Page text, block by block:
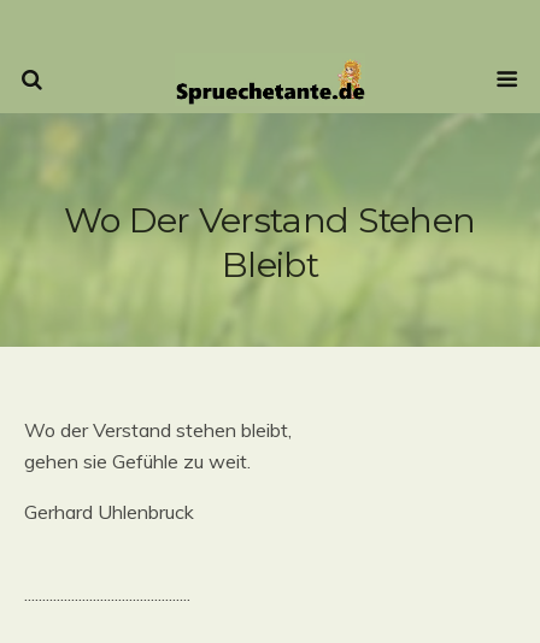
Wo Der Verstand Stehen
Bleibt
Wo der Verstand stehen bleibt,
gehen sie Gefühle zu weit.
Gerhard Uhlenbruck
..............................................